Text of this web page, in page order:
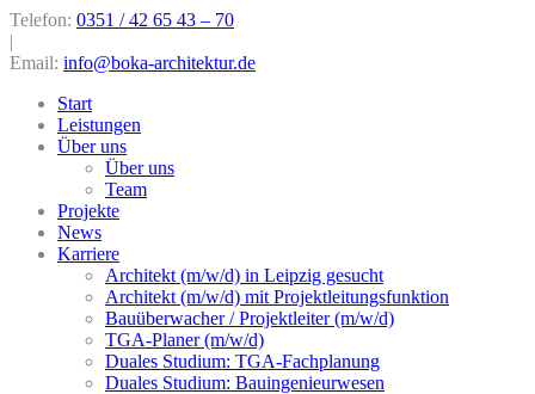
Telefon: 0351 / 42 65 43 – 70
|
Email: info@boka-architektur.de
Start
Leistungen
Über uns
Über uns
Team
Projekte
News
Karriere
Architekt (m/w/d) in Leipzig gesucht
Architekt (m/w/d) mit Projektleitungsfunktion
Bauüberwacher / Projektleiter (m/w/d)
TGA-Planer (m/w/d)
Duales Studium: TGA-Fachplanung
Duales Studium: Bauingenieurwesen